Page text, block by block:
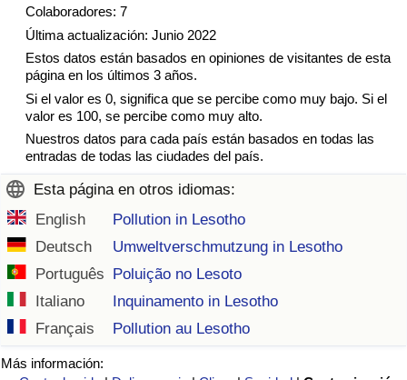
Colaboradores: 7
Última actualización: Junio 2022
Estos datos están basados en opiniones de visitantes de esta
página en los últimos 3 años.
Si el valor es 0, significa que se percibe como muy bajo. Si el
valor es 100, se percibe como muy alto.
Nuestros datos para cada país están basados en todas las
entradas de todas las ciudades del país.
Esta página en otros idiomas:
English
Pollution in Lesotho
Deutsch
Umweltverschmutzung in Lesotho
Português Poluição no Lesoto
Italiano
Inquinamento in Lesotho
Français
Pollution au Lesotho
Más información:
Índice de Tráfico
Índice de Tráfico (Actual)
Índice de Tráfico por País